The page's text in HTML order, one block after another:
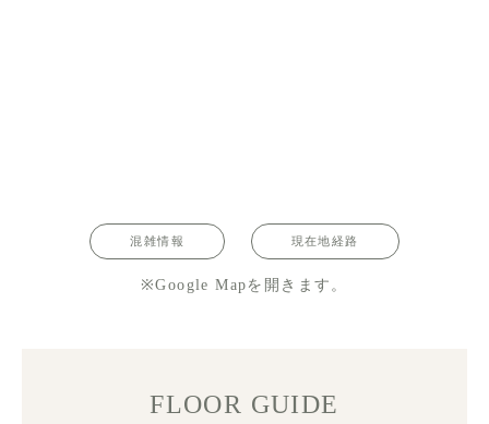
混雑情報 現在地経路
※Google Mapを開きます。
FLOOR GUIDE